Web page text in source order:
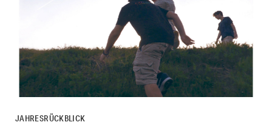
JAHRESRÜCKBLICK